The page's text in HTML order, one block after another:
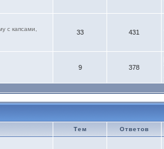
с капсами,
33 431
9 378
Тем Ответов